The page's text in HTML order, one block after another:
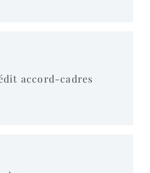
accord-cadres